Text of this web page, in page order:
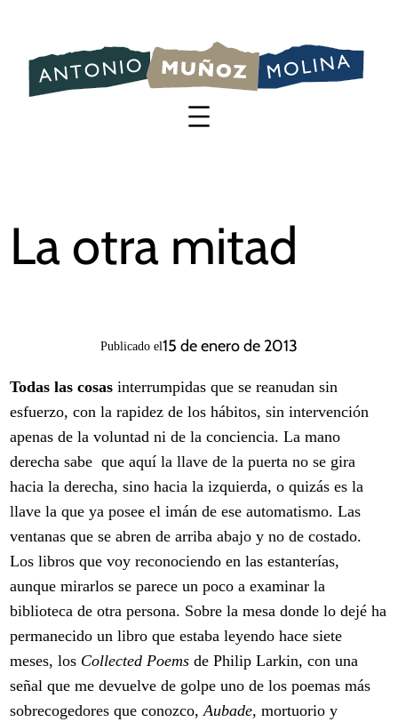
contenido
La otra mitad
Publicado el15 de enero de 2013
Todas las cosas interrumpidas que se reanudan sin
esfuerzo, con la rapidez de los hábitos, sin intervención
apenas de la voluntad ni de la conciencia. La mano
derecha sabe que aquí la llave de la puerta no se gira
hacia la derecha, sino hacia la izquierda, o quizás es la
llave la que ya posee el imán de ese automatismo. Las
ventanas que se abren de arriba abajo y no de costado.
Los libros que voy reconociendo en las estanterías,
aunque mirarlos se parece un poco a examinar la
biblioteca de otra persona. Sobre la mesa donde lo dejé ha
permanecido un libro que estaba leyendo hace siete
meses, los Collected Poems de Philip Larkin, con una
señal que me devuelve de golpe uno de los poemas más
sobrecogedores que conozco, Aubade, mortuorio y